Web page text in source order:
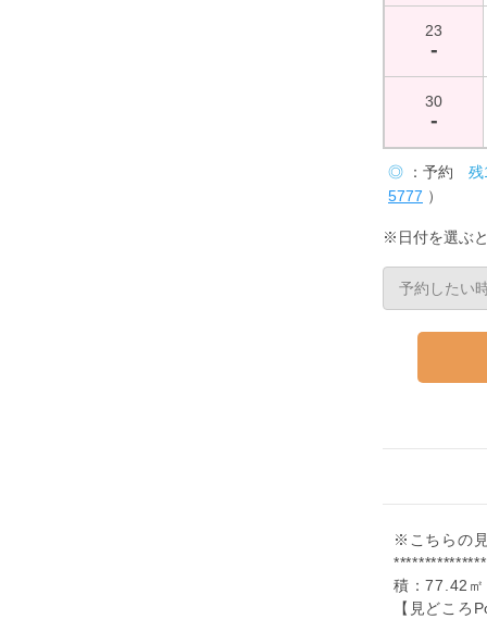
23
-
30
-
◎ ：予約 残
5777 ）
※日付を選ぶ
※こちらの
積：77.42
【見どこ